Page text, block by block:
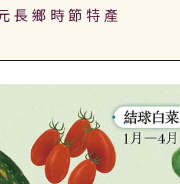
長鄉時節特產